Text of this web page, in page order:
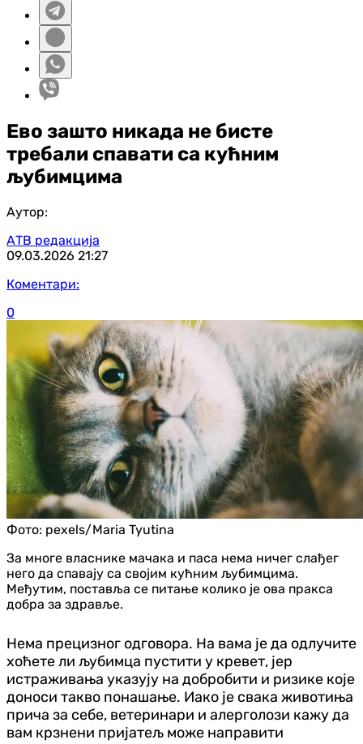
Ево зашто никада не бисте
требали спавати са кућним
љубимцима
Аутор:
АТВ редакција
09.03.2026 21:27
Коментари:
0
Фото: pexels/Maria Tyutina
За многе власнике мачака и паса нема ничег слађег
него да спавају са својим кућним љубимцима.
Међутим, поставља се питање колико је ова пракса
добра за здравље.
Нема прецизног одговора. На вама је да одлучите
хоћете ли љубимца пустити у кревет, јер
истраживања указују на добробити и ризике које
доноси такво понашање. Иако је свака животиња
прича за себе, ветеринари и алерголози кажу да
вам крзнени пријатељ може направити